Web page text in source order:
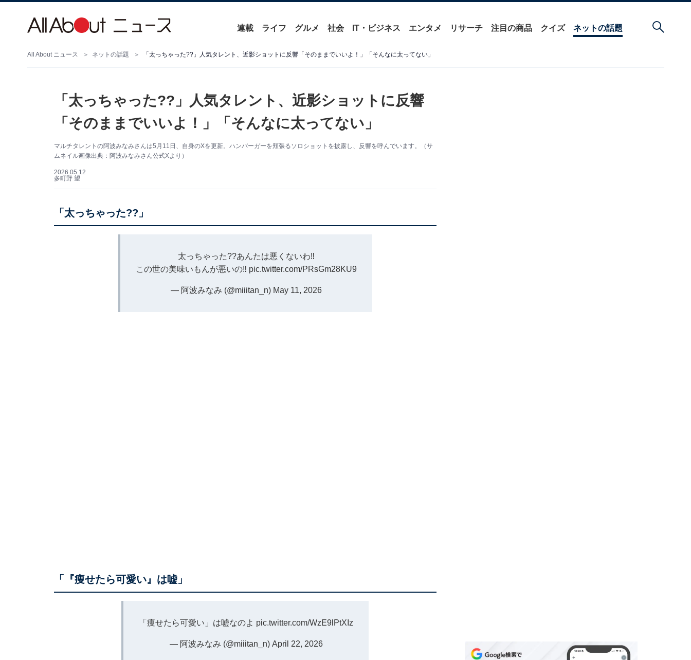
連載 ライフ グルメ 社会 IT・ビジネス エンタメ リサーチ 注目の商品 クイズ ネットの話題
All About ニュース ネットの話題 「太っちゃった??」人気タレント、近影ショットに反響「そのままでいいよ！」「そんなに太ってない」
「太っちゃった??」人気タレント、近影ショットに反響
「そのままでいいよ！」「そんなに太ってない」
マルチタレントの阿波みなみさんは5月11日、自身のXを更新。ハンバーガーを頬張るソロショットを披露し、反響を呼んでいます。（サ
ムネイル画像出典：阿波みなみさん公式Xより）
2026.05.12
多町野 望
「太っちゃった??」
太っちゃった??あんたは悪くないわ‼️
この世の美味いもんが悪いの‼️ pic.twitter.com/PRsGm28KU9
— 阿波みなみ (@miiitan_n) May 11, 2026
「『痩せたら可愛い』は嘘」
「痩せたら可愛い」は嘘なのよ pic.twitter.com/WzE9lPtXIz
— 阿波みなみ (@miiitan_n) April 22, 2026